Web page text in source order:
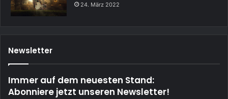
24. März 2022
Newsletter
Immer auf dem neuesten Stand:
Abonniere jetzt unseren Newsletter!